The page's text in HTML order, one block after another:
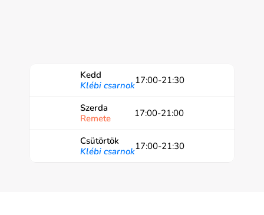
Kedd
Klébi csarnok17:00-21:30
17:00-21:00
Szerda
Remete
Csütörtök
Klébi csarnok17:00-21:30